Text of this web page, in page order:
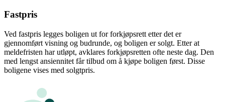
Fastpris
Ved fastpris legges boligen ut for forkjøpsrett etter det er
gjennomført visning og budrunde, og boligen er solgt. Etter at
meldefristen har utløpt, avklares forkjøpsretten ofte neste dag. Den
med lengst ansiennitet får tilbud om å kjøpe boligen først. Disse
boligene vises med solgtpris.